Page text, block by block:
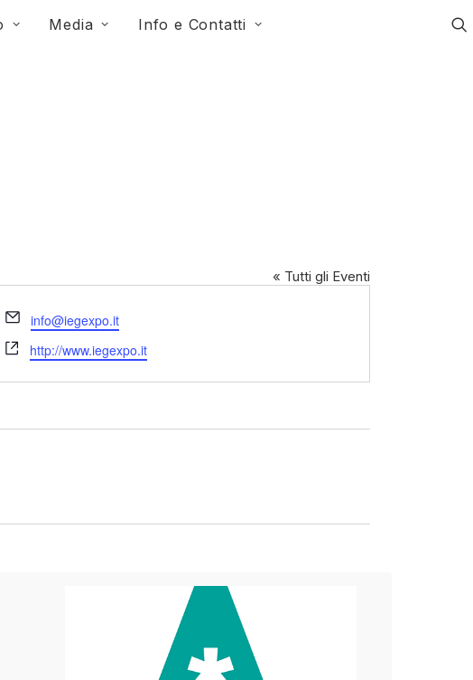
Media Info e Contatti
« Tutti gli Eventi
Email
info@iegexpo.it
Website
http://www.iegexpo.it